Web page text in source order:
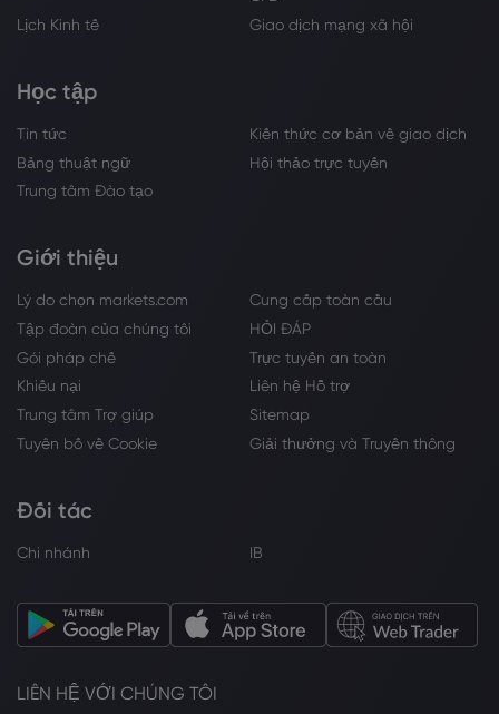
Lịch Kinh tế
Giao dịch mạng xã hội
Học tập
Tin tức
Kiến thức cơ bản về giao dịch
Bảng thuật ngữ
Hội thảo trực tuyến
Trung tâm Đào tạo
Giới thiệu
Lý do chọn markets.com
Cung cấp toàn cầu
Tập đoàn của chúng tôi
HỎI ĐÁP
Gói pháp chế
Trực tuyến an toàn
Khiếu nại
Liên hệ Hỗ trợ
Trung tâm Trợ giúp
Sitemap
Tuyên bố về Cookie
Giải thưởng và Truyền thông
Đối tác
Chi nhánh IB
LIÊN HỆ VỚI CHÚNG TÔI